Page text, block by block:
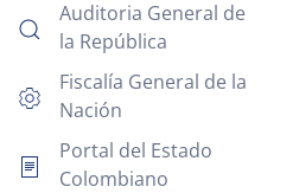
Auditoria General de
la República
Fiscalía General de la
Nación
Portal del Estado
Colombiano